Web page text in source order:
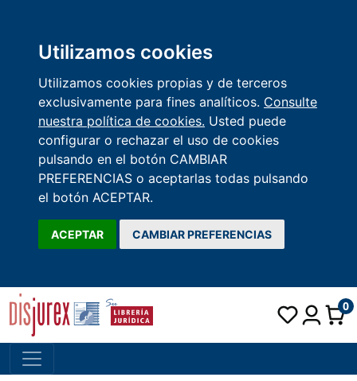
Utilizamos cookies
Utilizamos cookies propias y de terceros
exclusivamente para fines analíticos. Consulte
nuestra política de cookies. Usted puede
configurar o rechazar el uso de cookies
pulsando en el botón CAMBIAR
PREFERENCIAS o aceptarlas todas pulsando
el botón ACEPTAR.
ACEPTAR CAMBIAR PREFERENCIAS
0